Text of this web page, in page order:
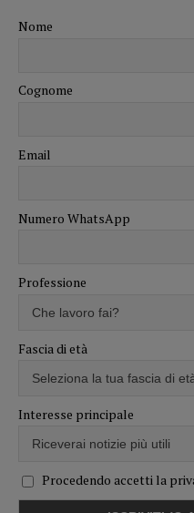
Nome
Cognome
Email
Numero WhatsApp
Professione
Fascia di età
Interesse principale
Procedendo accetti la